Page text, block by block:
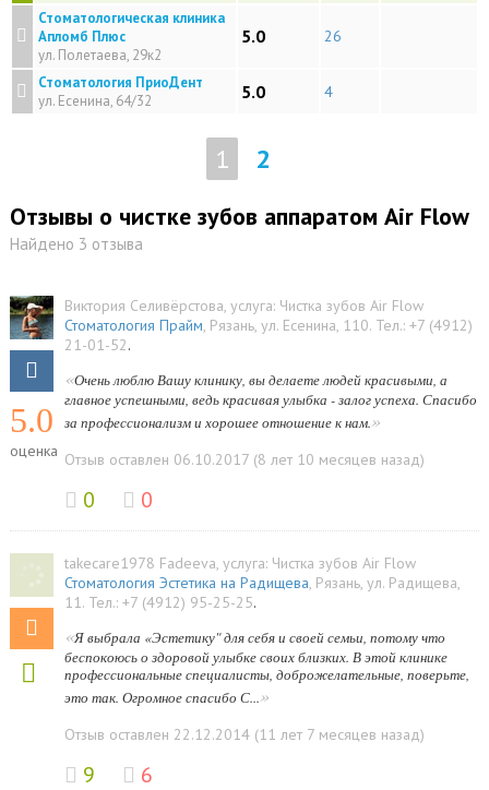
Стоматологическая клиника
Апломб Плюс
ул. Полетаева, 29к2
5.0 26
Стоматология ПриоДент
ул. Есенина, 64/32
5.0 4
1 2
Отзывы о чистке зубов аппаратом Air Flow
Найдено 3 отзыва
5.0
оценка
Виктория Селивёрстова, услуга: Чистка зубов Air Flow
Стоматология Прайм, Рязань, ул. Есенина, 110. Тел.: +7 (4912)
21-01-52.
«Очень люблю Вашу клинику, вы делаете людей красивыми, а
главное успешными, ведь красивая улыбка - залог успеха. Спасибо
за профессионализм и хорошее отношение к нам.»
Отзыв оставлен 06.10.2017 (8 лет 10 месяцев назад)
0 0
takecare1978 Fadeeva, услуга: Чистка зубов Air Flow
Стоматология Эстетика на Радищева, Рязань, ул. Радищева,
11. Тел.: +7 (4912) 95-25-25.
«Я выбрала «Эстетику" для себя и своей семьи, потому что
беспокоюсь о здоровой улыбке своих близких. В этой клинике
профессиональные специалисты, доброжелательные, поверьте,
это так. Огромное спасибо С...»
Отзыв оставлен 22.12.2014 (11 лет 7 месяцев назад)
9 6